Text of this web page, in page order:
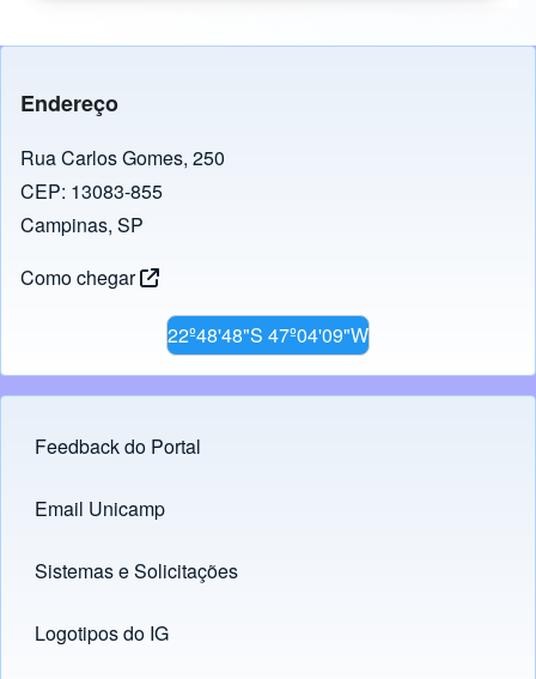
Endereço
Rua Carlos Gomes, 250
CEP: 13083-855
Campinas, SP
Como chegar
22º48'48"S 47º04'09"W
Footer menu
Feedback do Portal
Links
Email Unicamp
(opens in new tab)
Sistemas e Solicitações
(opens in new tab)
Logotipos do IG
(opens in new tab)